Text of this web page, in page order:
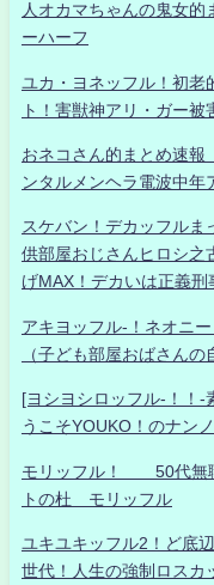
人オカマちゃんの鬼女
ーハーフ
ユカ・ヨネッフル！初老
ト！害獣神アリ・ガー
おネコさん的まとめ速
ンタルメンヘラ電波中年
スケバン！デカッフルま
供部屋おじさんヒロシ之
げMAX！デカいは正義刑
アキヨッフル-！ネオニ
（子ども部屋おばさんの
[ヨシヨシロッフル-！！-
うこそYOUKO！のナン
モリッフル！ 50代無職
トの杜 モリッフル
ユキユキッフル2！ど底
世代！人生の強制ロスカ